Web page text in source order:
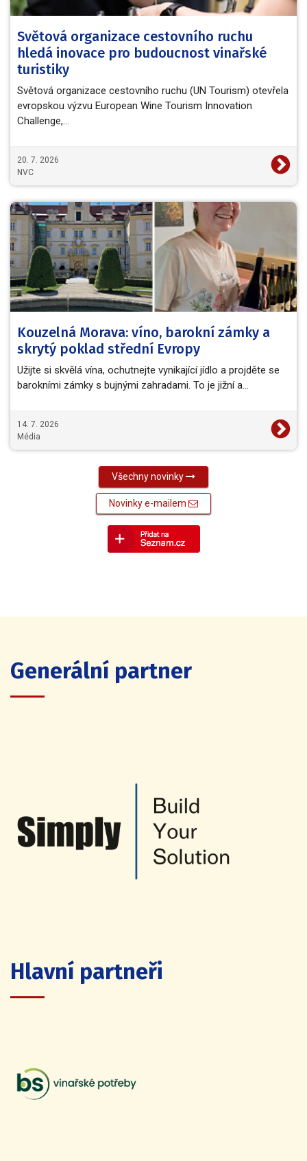
Světová organizace cestovního ruchu
hledá inovace pro budoucnost vinařské
turistiky
Světová organizace cestovního ruchu (UN Tourism) otevřela
evropskou výzvu European Wine Tourism Innovation
Challenge,…
20. 7. 2026
NVC
Kouzelná Morava: víno, barokní zámky a
skrytý poklad střední Evropy
Užijte si skvělá vína, ochutnejte vynikající jídlo a projděte se
barokními zámky s bujnými zahradami. To je jižní a…
14. 7. 2026
Média
Všechny novinky
Novinky e-mailem
Generální partner
Hlavní partneři